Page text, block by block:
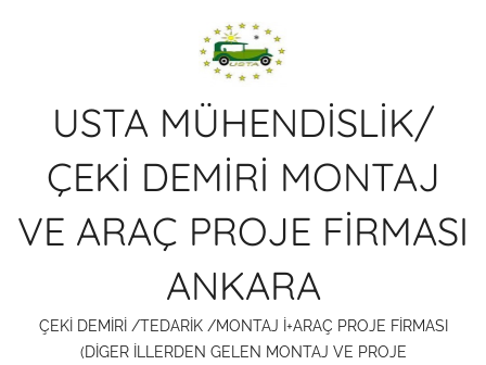
USTA MÜHENDİSLİK/
ÇEKİ DEMİRİ MONTAJ
VE ARAÇ PROJE FİRMASI
ANKARA
ÇEKİ DEMİRİ /TEDARİK /MONTAJ İ+ARAÇ PROJE FİRMASI
(DİGER İLLERDEN GELEN MONTAJ VE PROJE